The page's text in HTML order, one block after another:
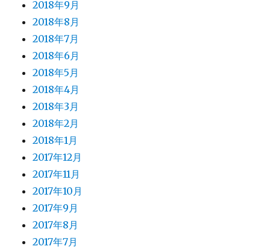
2018年9月
2018年8月
2018年7月
2018年6月
2018年5月
2018年4月
2018年3月
2018年2月
2018年1月
2017年12月
2017年11月
2017年10月
2017年9月
2017年8月
2017年7月